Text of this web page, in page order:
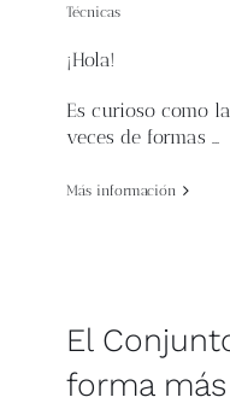
Técnicas
¡Hola!
Es curioso como
veces de formas …
Más información
El
forma